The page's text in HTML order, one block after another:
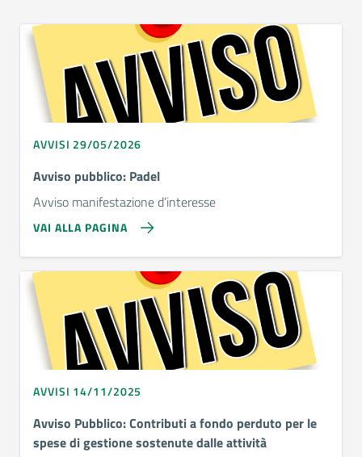
AVVISI 29/05/2026
Avviso pubblico: Padel
Avviso manifestazione d’interesse
VAI ALLA PAGINA
AVVISI 14/11/2025
Avviso Pubblico: Contributi a fondo perduto per le
spese di gestione sostenute dalle attività